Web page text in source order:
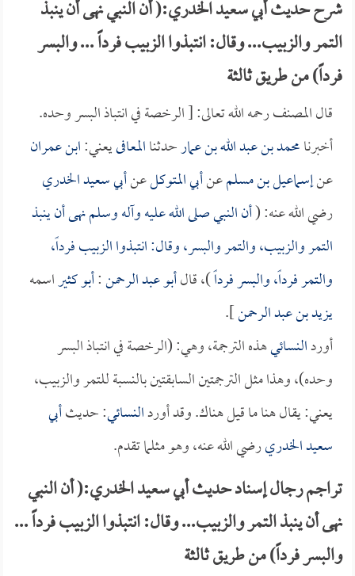
شرح حديث أبي سعيد الخدري:( أن النبي نهى أن ينبذ
التمر والزبيب... وقال: انتبذوا الزبيب فرداً ... والبسر
فرداً) من طريق ثالثة
قال المصنف رحمه الله تعالى: [ الرخصة في انتباذ البسر وحده.
أخبرنامحمد بن عبد الله بن عمارحدثناالمعافىيعني:ابن عمران
عنإسماعيل بن مسلمعنأبي المتوكلعنأبي سعيد الخدري
رضي الله عنه: (أن النبي صلى الله عليه وآله وسلم نهى أن ينبذ
التمر والزبيب، والتمر والبسر، وقال: انتبذوا الزبيب فرداً،
والتمر فرداً، والبسر فرداً)، قالأبو عبد الرحمن:أبو كثيراسمه
يزيد بن عبد الرحمن].
أوردالنسائيهذه الترجمة، وهي: (الرخصة في انتباذ البسر
وحده)، وهذا مثل الترجمتين السابقتين بالنسبة للتمر والزبيب،
يعني: يقال هنا ما قيل هناك. وقد أوردالنسائي: حديثأبي
سعيد الخدريرضي الله عنه، وهو مثلما تقدم.
تراجم رجال إسناد حديث أبي سعيد الخدري:( أن النبي
نهى أن ينبذ التمر والزبيب... وقال: انتبذوا الزبيب فرداً ...
والبسر فرداً) من طريق ثالثة